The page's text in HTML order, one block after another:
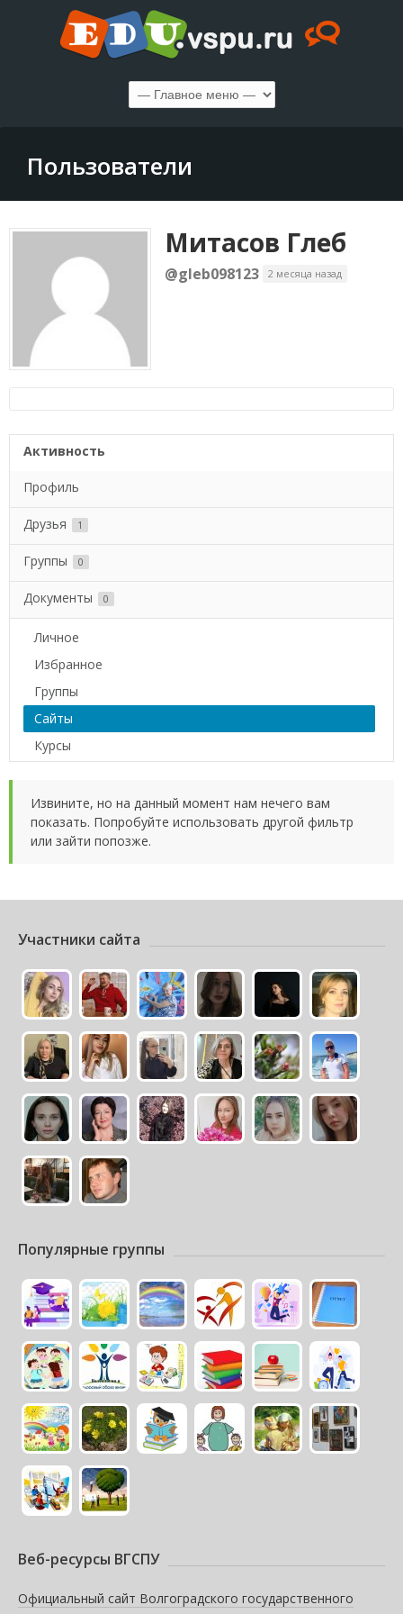
Пользователи
Митасов Глеб
@gleb098123 2 месяца назад
Активность
Профиль
Друзья 1
Группы 0
Документы 0
Личное
Избранное
Группы
Сайты
Курсы
Извините, но на данный момент нам нечего вам
показать. Попробуйте использовать другой фильтр
или зайти попозже.
Участники сайта
Популярные группы
Веб-ресурсы ВГСПУ
Официальный сайт Волгоградского государственного